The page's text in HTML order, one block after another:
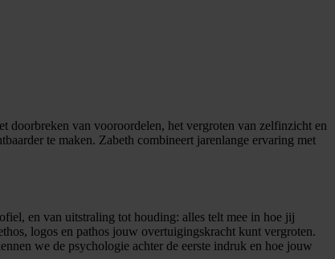
doorbreken van vooroordelen, het vergroten van zelfinzicht en
te maken. Zabeth combineert jarenlange ervaring met
en van uitstraling tot houding: alles telt mee in hoe jij
logos en pathos jouw overtuigingskracht kunt vergroten.
we de psychologie achter de eerste indruk en hoe jouw